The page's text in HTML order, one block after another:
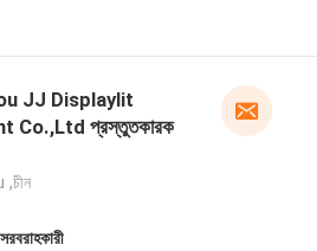
JJ Displaylit
Co.,Ltd প্রস্তুতকারক